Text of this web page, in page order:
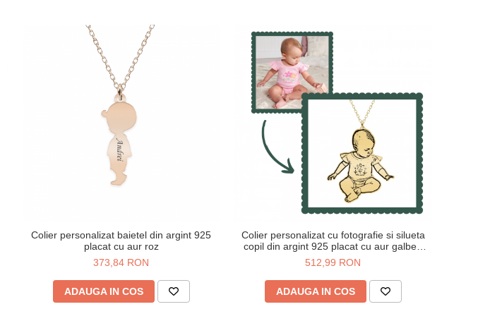
Colier personalizat baietel din argint 925
placat cu aur roz
373,84 RON
ADAUGA IN COS
Colier personalizat cu fotografie si silueta
copil din argint 925 placat cu aur galben
24K
512,99 RON
ADAUGA IN COS